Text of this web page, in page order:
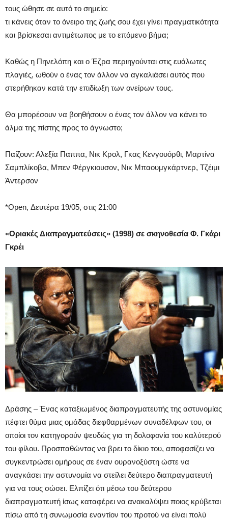
τους ώθησε σε αυτό το σημείο:
τι κάνεις όταν το όνειρο της ζωής σου έχει γίνει πραγματικότητα
και βρίσκεσαι αντιμέτωπος με το επόμενο βήμα;
Καθώς η Πηνελόπη και ο Έζρα περιηγούνται στις ευάλωτες
πλαγιές, ωθούν ο ένας τον άλλον να αγκαλιάσει αυτός που
στερήθηκαν κατά την επιδίωξη των ονείρων τους.
Θα μπορέσουν να βοηθήσουν ο ένας τον άλλον να κάνει το
άλμα της πίστης προς το άγνωστο;
Παίζουν: Αλεξία Παππα, Νικ Κρολ, Γκας Κενγουόρθι, Μαρτίνα
Σαμπλίκοβα, Μπεν Φέργκιουσον, Νικ Μπαουμγκάρτνερ, Τζέιμι
Άντερσον
*Open, Δευτέρα 19/05, στις 21:00
«Οριακές Διαπραγματεύσεις» (1998) σε σκηνοθεσία Φ. Γκάρι
Γκρέι
Δράσης – Ένας καταξιωμένος διαπραγματευτής της αστυνομίας
πέφτει θύμα μιας ομάδας διεφθαρμένων συναδέλφων του, οι
οποίοι τον κατηγορούν ψευδώς για τη δολοφονία του καλύτερού
του φίλου. Προσπαθώντας να βρει το δίκιο του, αποφασίζει να
συγκεντρώσει ομήρους σε έναν ουρανοξύστη ώστε να
αναγκάσει την αστυνομία να στείλει δεύτερο διαπραγματευτή
για να τους σώσει. Ελπίζει ότι μέσω του δεύτερου
διαπραγματευτή ίσως καταφέρει να ανακαλύψει ποιος κρύβεται
πίσω από τη συνωμοσία εναντίον του προτού να είναι πολύ